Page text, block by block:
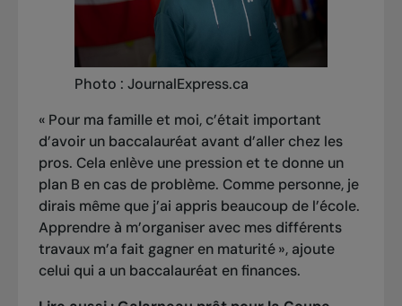
Photo : JournalExpress.ca
« Pour ma famille et moi, c’était important
d’avoir un baccalauréat avant d’aller chez les
pros. Cela enlève une pression et te donne un
plan B en cas de problème. Comme personne, je
dirais même que j’ai appris beaucoup de l’école.
Apprendre à m’organiser avec mes différents
travaux m’a fait gagner en maturité », ajoute
celui qui a un baccalauréat en finances.